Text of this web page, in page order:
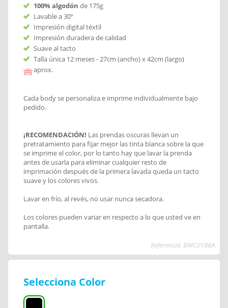
100% algodón de 175g
Lavable a 30º
Impresión digital téxtil
Impresión duradera de calidad
Suave al tacto
Talla única 12 meses - 27cm (ancho) x 42cm (largo)
aprox.
Cada body se personaliza e imprime individualmente bajo
pedido.
¡RECOMENDACIÓN! Las prendas oscuras llevan un
pretratamiento para fijar mejor las tinta blanca sobre la que
se imprime el color, por lo tanto hay que lavar la prenda
antes de usarla para eliminar cualquier resto de
imprimación después de la primera lavada queda un tacto
suave y los colores vivos.
Lavar en frío, al revés, no usar nunca secadora.
Los colores pueden variar en respecto a lo que usted ve en
pantalla.
Referencia: BMC0188A
Selecciona Color